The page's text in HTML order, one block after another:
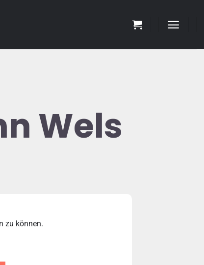
Wels
zu können.